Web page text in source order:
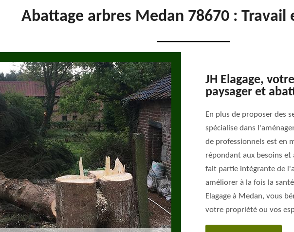
Abattage arbres Medan 78670 : Travail
JH Elagage,
paysager et
En plus de proposer des
spécialise dans
de professionnels est en
répondant aux besoins et
fait partie intégrante de
améliorer à la fois la
Elagage à Medan, vous
votre propriété ou vos